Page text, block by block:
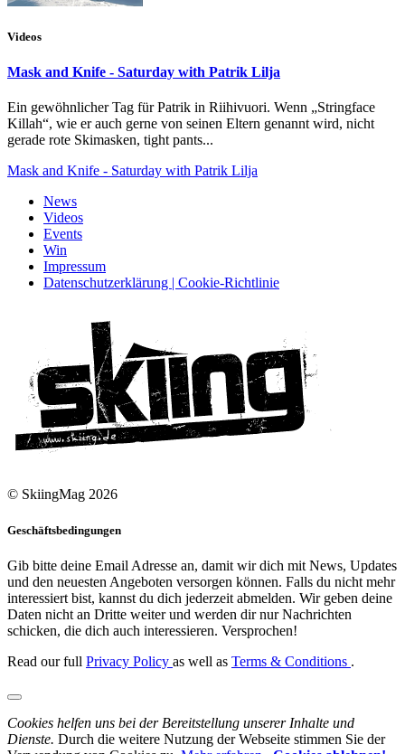
Videos
Mask and Knife - Saturday with Patrik Lilja
Ein gewöhnlicher Tag für Patrik in Riihivuori. Wenn „Stringface
Killah“, wie er auch gerne von seinen Eltern genannt wird, nicht
gerade rote Skimasken, tight pants...
Mask and Knife - Saturday with Patrik Lilja
News
Videos
Events
Win
Impressum
Datenschutzerklärung | Cookie-Richtlinie
© SkiingMag 2026
Geschäftsbedingungen
Gib bitte deine Email Adresse an, damit wir dich mit News, Updates
und den neuesten Angeboten versorgen können. Falls du nicht mehr
interessiert bist, kannst du dich jederzeit abmelden. Wir geben deine
Daten nicht an Dritte weiter und werden dir nur Nachrichten
schicken, die dich auch interessieren. Versprochen!
Read our full Privacy Policy as well as Terms & Conditions .
Cookies helfen uns bei der Bereitstellung unserer Inhalte und
Dienste. Durch die weitere Nutzung der Webseite stimmen Sie der